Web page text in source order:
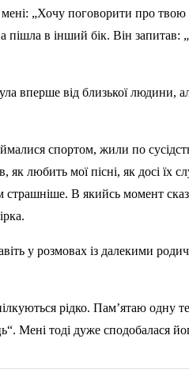
„Хочу поговорити про
в інший бік. Він запитав:
вперше від близької
спортом, жили по
як любить мої пісні, як досі
В якийсь момент
у розмовах із далекими
рідко. Пам’ятаю
Мені тоді дуже сподобалася